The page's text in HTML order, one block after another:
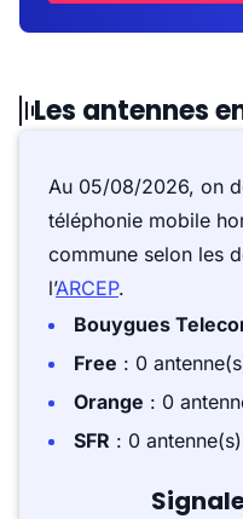
Les antennes
Au 05/08/2026, on
téléphonie mobile
commune selon les
l’ARCEP.
Bouygues
Free : 0
Orange : 0
SFR : 0